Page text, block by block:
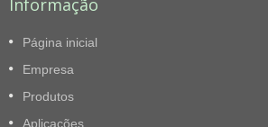
Informação
Página inicial
Empresa
Produtos
Aplicações